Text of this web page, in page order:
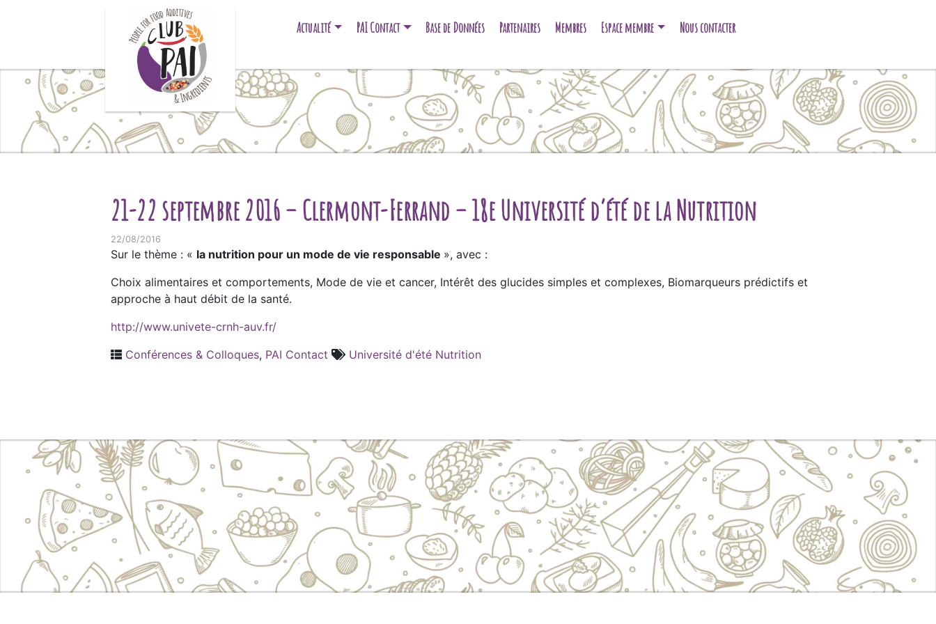
Actualité PAI Contact Base de Données Partenaires Membres Espace membre Nous contacter
21-22 septembre 2016 – Clermont-Ferrand – 18e Université d’été de la Nutrition
22/08/2016
Sur le thème : « la nutrition pour un mode de vie responsable », avec :
Choix alimentaires et comportements, Mode de vie et cancer, Intérêt des glucides simples et complexes, Biomarqueurs prédictifs et
approche à haut débit de la santé.
http://www.univete-crnh-auv.fr/
Conférences & Colloques, PAI Contact Université d'été Nutrition